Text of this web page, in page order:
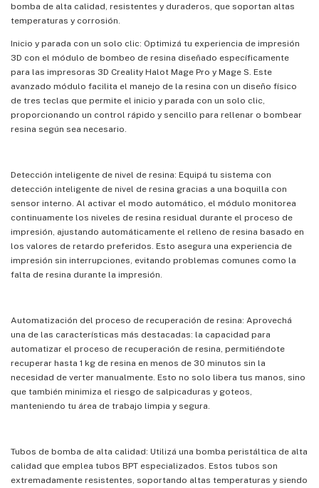
bomba de alta calidad, resistentes y duraderos, que soportan altas
temperaturas y corrosión.
Inicio y parada con un solo clic: Optimizá tu experiencia de impresión
3D con el módulo de bombeo de resina diseñado específicamente
para las impresoras 3D Creality Halot Mage Pro y Mage S. Este
avanzado módulo facilita el manejo de la resina con un diseño físico
de tres teclas que permite el inicio y parada con un solo clic,
proporcionando un control rápido y sencillo para rellenar o bombear
resina según sea necesario.
Detección inteligente de nivel de resina: Equipá tu sistema con
detección inteligente de nivel de resina gracias a una boquilla con
sensor interno. Al activar el modo automático, el módulo monitorea
continuamente los niveles de resina residual durante el proceso de
impresión, ajustando automáticamente el relleno de resina basado en
los valores de retardo preferidos. Esto asegura una experiencia de
impresión sin interrupciones, evitando problemas comunes como la
falta de resina durante la impresión.
Automatización del proceso de recuperación de resina: Aprovechá
una de las características más destacadas: la capacidad para
automatizar el proceso de recuperación de resina, permitiéndote
recuperar hasta 1 kg de resina en menos de 30 minutos sin la
necesidad de verter manualmente. Esto no solo libera tus manos, sino
que también minimiza el riesgo de salpicaduras y goteos,
manteniendo tu área de trabajo limpia y segura.
Tubos de bomba de alta calidad: Utilizá una bomba peristáltica de alta
calidad que emplea tubos BPT especializados. Estos tubos son
extremadamente resistentes, soportando altas temperaturas y siendo